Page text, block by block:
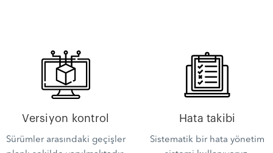
Versiyon kontrol
Sürümler arasındaki geçişler
Hata takibi
Sistematik bir hata yönetim